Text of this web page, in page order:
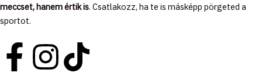
meccset, hanem értik is. Csatlakozz, ha te is másképp pörgeted a
sportot.
F I T